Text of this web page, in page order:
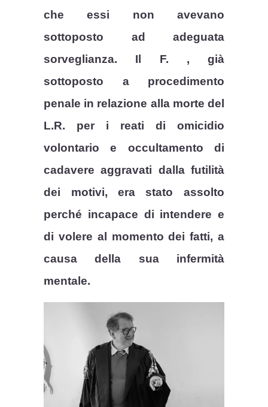
che essi non avevano
sottoposto ad adeguata
sorveglianza. Il F. , già
sottoposto a procedimento
penale in relazione alla morte del
L.R. per i reati di omicidio
volontario e occultamento di
cadavere aggravati dalla futilità
dei motivi, era stato assolto
perché incapace di intendere e
di volere al momento dei fatti, a
causa della sua infermità
mentale.